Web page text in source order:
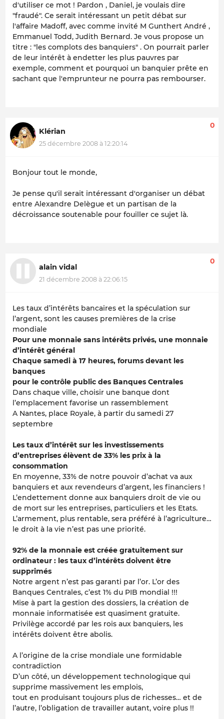
d'utiliser ce mot ! Pardon , Daniel, je voulais dire
"fraudé". Ce serait intéressant un petit débat sur
l'affaire Madoff, avec comme invité M Gunthert André ,
Emmanuel Todd, Judith Bernard. Je vous propose un
titre : "les complots des banquiers" . On pourrait parler
de leur intérêt à endetter les plus pauvres par
exemple, comment et pourquoi un banquier prête en
sachant que l'emprunteur ne pourra pas rembourser.
Klérian
25 décembre 2008 à 12:20:14
0
Bonjour tout le monde,
Je pense qu'il serait intéressant d'organiser un débat
entre Alexandre Delègue et un partisan de la
décroissance soutenable pour fouiller ce sujet là.
alain vidal
21 décembre 2008 à 22:06:15
0
Les taux d’intérêts bancaires et la spéculation sur
l’argent, sont les causes premières de la crise
mondiale
Pour une monnaie sans intérêts privés, une monnaie
d’intérêt général
Chaque samedi à 17 heures, forums devant les
banques
pour le contrôle public des Banques Centrales
Dans chaque ville, choisir une banque dont
l’emplacement favorise un rassemblement
A Nantes, place Royale, à partir du samedi 27
septembre
Les taux d’intérêt sur les investissements
d’entreprises élèvent de 33% les prix à la
consommation
En moyenne, 33% de notre pouvoir d’achat va aux
banquiers et aux revendeurs d’argent, les financiers !
L’endettement donne aux banquiers droit de vie ou
de mort sur les entreprises, particuliers et les Etats.
L’armement, plus rentable, sera préféré à l’agriculture…
le droit à la vie n’est pas une priorité.
92% de la monnaie est créée gratuitement sur
ordinateur : les taux d’intérêts doivent être
supprimés
Notre argent n’est pas garanti par l’or. L’or des
Banques Centrales, c’est 1% du PIB mondial !!!
Mise à part la gestion des dossiers, la création de
monnaie informatisée est quasiment gratuite.
Privilège accordé par les rois aux banquiers, les
intérêts doivent être abolis.
A l’origine de la crise mondiale une formidable
contradiction
D’un côté, un développement technologique qui
supprime massivement les emplois,
tout en produisant toujours plus de richesses… et de
l’autre, l’obligation de travailler autant, voire plus !!